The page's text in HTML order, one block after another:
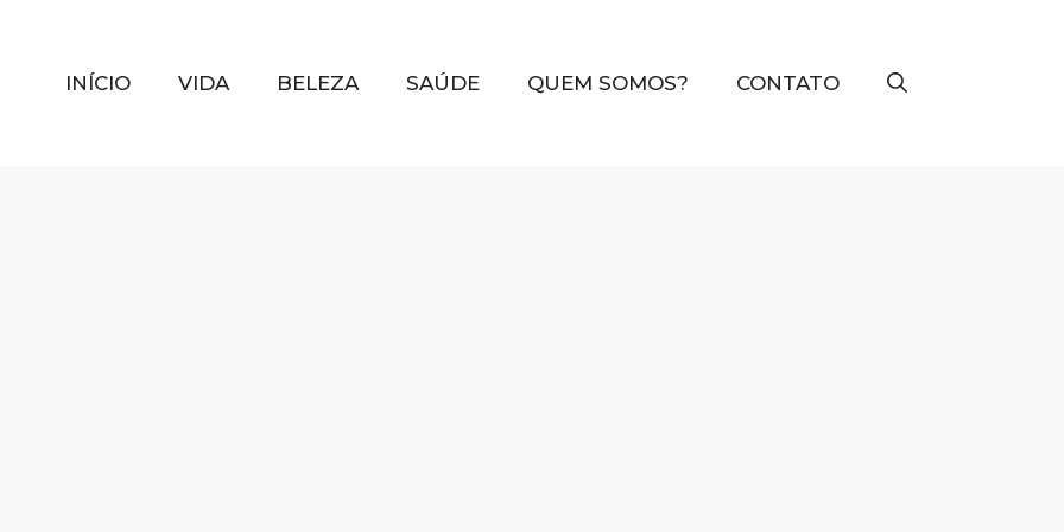
INÍCIO VIDA BELEZA SAÚDE QUEM SOMOS? CONTATO